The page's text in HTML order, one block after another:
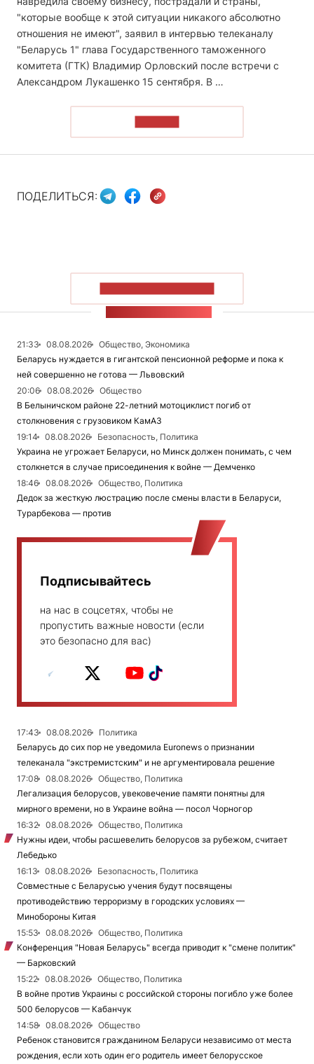
"которые вообще к этой ситуации никакого абсолютно
отношения не имеют", заявил в интервью телеканалу
"Беларусь 1" глава Государственного таможенного
комитета (ГТК) Владимир Орловский после встречи с
Александром Лукашенко 15 сентября. В …
ПОДЕЛИТЬСЯ:
21:33 08.08.2026
Общество, Экономика
Беларусь нуждается в гигантской пенсионной реформе и пока к
ней совершенно не готова — Львовский
20:06
08.08.2026
Общество
В Белыничском районе 22-летний мотоциклист погиб от
столкновения с грузовиком КамАЗ
19:14
08.08.2026
Безопасность, Политика
Украина не угрожает Беларуси, но Минск должен понимать, с чем
столкнется в случае присоединения к войне — Демченко
18:46
08.08.2026
Общество, Политика
Дедок за жесткую люстрацию после смены власти в Беларуси,
Турарбекова — против
Подписывайтесь
на нас в соцсетях, чтобы не
пропустить важные новости (если
это безопасно для вас)
17:43 08.08.2026
Политика
Беларусь до сих пор не уведомила Euronews о признании
телеканала "экстремистским" и не аргументировала решение
17:08
08.08.2026
Общество, Политика
Легализация белорусов, увековечение памяти понятны для
мирного времени, но в Украине война — посол Чорногор
16:32
08.08.2026
Общество, Политика
Нужны идеи, чтобы расшевелить белорусов за рубежом, считает
Лебедько
16:13
08.08.2026
Безопасность, Политика
Совместные с Беларусью учения будут посвящены
противодействию терроризму в городских условиях —
Минобороны Китая
15:53
08.08.2026
Общество, Политика
Конференция "Новая Беларусь" всегда приводит к "смене политик"
— Барковский
15:22
08.08.2026
Общество, Политика
В войне против Украины с российской стороны погибло уже более
500 белорусов — Кабанчук
14:58
08.08.2026
Общество
Ребенок становится гражданином Беларуси независимо от места
рождения, если хоть один его родитель имеет белорусское